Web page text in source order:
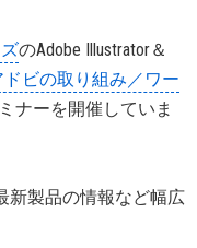
のAdobe Illustrator＆
ドビの取り組み／ワー
ナーを開催していま
新製品の情報など幅広